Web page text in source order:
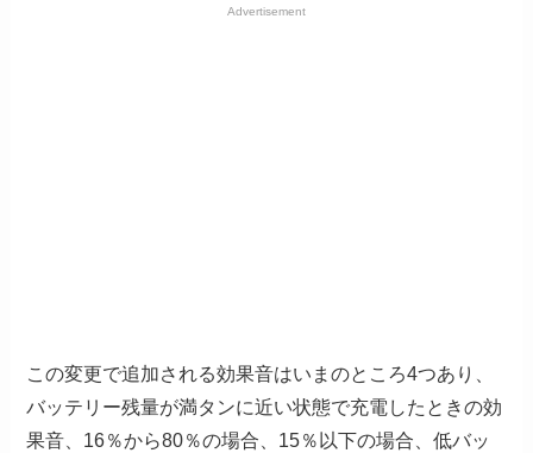
Advertisement
この変更で追加される効果音はいまのところ4つあり、
バッテリー残量が満タンに近い状態で充電したときの効
果音、16％から80％の場合、15％以下の場合、低バッ